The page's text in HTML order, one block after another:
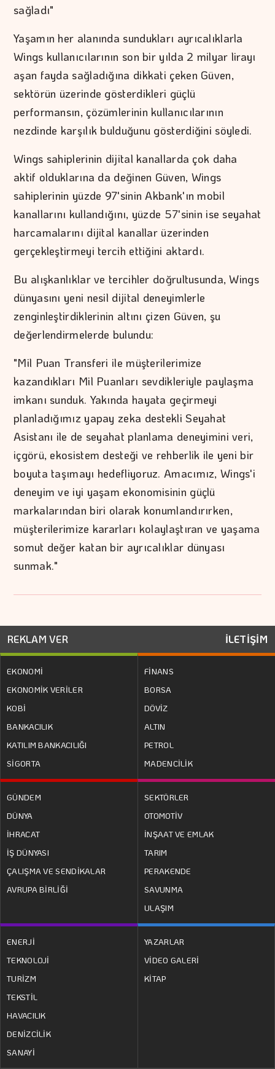
sağladı"
Yaşamın her alanında sundukları ayrıcalıklarla
Wings kullanıcılarının son bir yılda 2 milyar lirayı
aşan fayda sağladığına dikkati çeken Güven,
sektörün üzerinde gösterdikleri güçlü
performansın, çözümlerinin kullanıcılarının
nezdinde karşılık bulduğunu gösterdiğini söyledi.
Wings sahiplerinin dijital kanallarda çok daha
aktif olduklarına da değinen Güven, Wings
sahiplerinin yüzde 97'sinin Akbank'ın mobil
kanallarını kullandığını, yüzde 57'sinin ise seyahat
harcamalarını dijital kanallar üzerinden
gerçekleştirmeyi tercih ettiğini aktardı.
Bu alışkanlıklar ve tercihler doğrultusunda, Wings
dünyasını yeni nesil dijital deneyimlerle
zenginleştirdiklerinin altını çizen Güven, şu
değerlendirmelerde bulundu:
"Mil Puan Transferi ile müşterilerimize
kazandıkları Mil Puanları sevdikleriyle paylaşma
imkanı sunduk. Yakında hayata geçirmeyi
planladığımız yapay zeka destekli Seyahat
Asistanı ile de seyahat planlama deneyimini veri,
içgörü, ekosistem desteği ve rehberlik ile yeni bir
boyuta taşımayı hedefliyoruz. Amacımız, Wings'i
deneyim ve iyi yaşam ekonomisinin güçlü
markalarından biri olarak konumlandırırken,
müşterilerimize kararları kolaylaştıran ve yaşama
somut değer katan bir ayrıcalıklar dünyası
sunmak."
REKLAM VER İLETİŞİM
EKONOMİ
EKONOMİK VERİLER
KOBİ
BANKACILIK
KATILIM BANKACILIĞI
SİGORTA
FİNANS
BORSA
DÖVİZ
ALTIN
PETROL
MADENCİLİK
GÜNDEM
DÜNYA
İHRACAT
İŞ DÜNYASI
ÇALIŞMA VE SENDİKALAR
AVRUPA BİRLİĞİ
SEKTÖRLER
OTOMOTİV
İNŞAAT VE EMLAK
TARIM
PERAKENDE
SAVUNMA
ULAŞIM
ENERJİ
TEKNOLOJİ
TURİZM
TEKSTİL
HAVACILIK
DENİZCİLİK
SANAYİ
YAZARLAR
VİDEO GALERİ
KİTAP